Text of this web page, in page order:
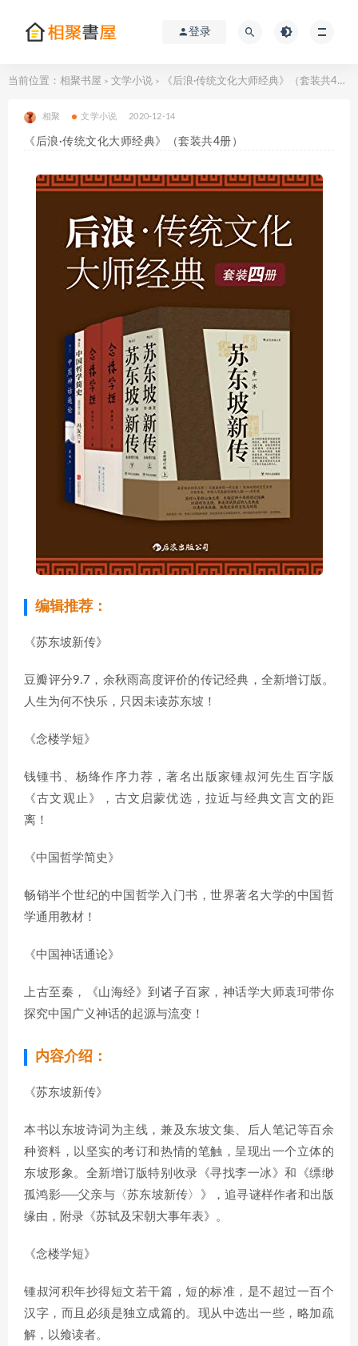
登录
当前位置： 相聚书屋 > 文学小说 > 《后浪·传统文化大师经典》（套装共4册）
相聚 文学小说 2020-12-14
《后浪·传统文化大师经典》（套装共4册）
编辑推荐：
《苏东坡新传》
豆瓣评分9.7，余秋雨高度评价的传记经典，全新增订版。
人生为何不快乐，只因未读苏东坡！
《念楼学短》
钱锺书、杨绛作序力荐，著名出版家锺叔河先生百字版
《古文观止》，古文启蒙优选，拉近与经典文言文的距
离！
《中国哲学简史》
畅销半个世纪的中国哲学入门书，世界著名大学的中国哲
学通用教材！
《中国神话通论》
上古至秦，《山海经》到诸子百家，神话学大师袁珂带你
探究中国广义神话的起源与流变！
内容介绍：
《苏东坡新传》
本书以东坡诗词为主线，兼及东坡文集、后人笔记等百余
种资料，以坚实的考订和热情的笔触，呈现出一个立体的
东坡形象。全新增订版特别收录《寻找李一冰》和《缥缈
孤鸿影──父亲与〈苏东坡新传〉》，追寻谜样作者和出版
缘由，附录《苏轼及宋朝大事年表》。
《念楼学短》
锺叔河积年抄得短文若干篇，短的标准，是不超过一百个
汉字，而且必须是独立成篇的。现从中选出一些，略加疏
解，以飨读者。